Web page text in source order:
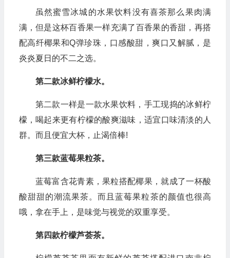
虽然蜜雪冰城的水果饮料没有喜茶那么果肉满
满，但是这杯百香果一样充满了百香果的香甜，再搭
配高纤椰果和Q弹珍珠，口感酸甜，爽口又解腻，是
炎炎夏日的不二之选。
第二款冰鲜柠檬水。
第二款一样是一款水果饮料，手工现捣的冰鲜柠
檬，喝起来更有柠檬的酸爽滋味，适宜口味清淡的人
群。而且便宜大杯，止渴倍棒!
第三款蓝莓果粒茶。
蓝莓富含花青素，果粒搭配椰果，就成了一杯酸
酸甜甜的潮流果茶。而且蓝莓果粒茶的颜值也很高
哦，拿在手上，是味觉与视觉的双重享受。
第四款柠檬芦荟茶。